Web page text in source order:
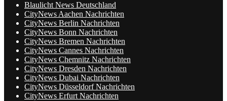
Blaulicht News Deutschland
CityNews Aachen Nachrichten
CityNews Berlin Nachrichten
CityNews Bonn Nachrichten
CityNews Bremen Nachrichten
CityNews Cannes Nachrichten
CityNews Chemnitz Nachrichten
CityNews Dresden Nachrichten
CityNews Dubai Nachrichten
CityNews Düsseldorf Nachrichten
CityNews Erfurt Nachrichten